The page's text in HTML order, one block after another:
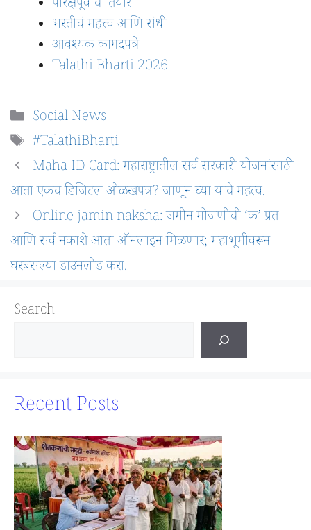
परिक्षेपूर्वीची तयारी
भरतीचं महत्त्व आणि संधी
आवश्यक कागदपत्रे
Talathi Bharti 2026
Categories
Social News
Tags
#TalathiBharti
Maha ID Card: महाराष्ट्रातील सर्व सरकारी योजनांसाठी
आता एकच डिजिटल ओळखपत्र? जाणून घ्या याचे महत्व.
Online jamin naksha: जमीन मोजणीची ‘क’ प्रत
आणि सर्व नकाशे आता ऑनलाइन मिळणार; महाभूमीवरून
घरबसल्या डाउनलोड करा.
Search
Recent Posts